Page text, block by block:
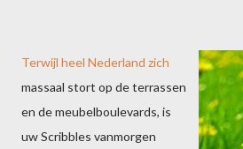
Terwijl heel Nederland zich
massaal stort op de terrassen
en de meubelboulevards, is
uw Scribbles vanmorgen